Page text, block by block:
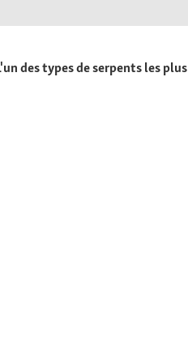
des types de serpents les plus